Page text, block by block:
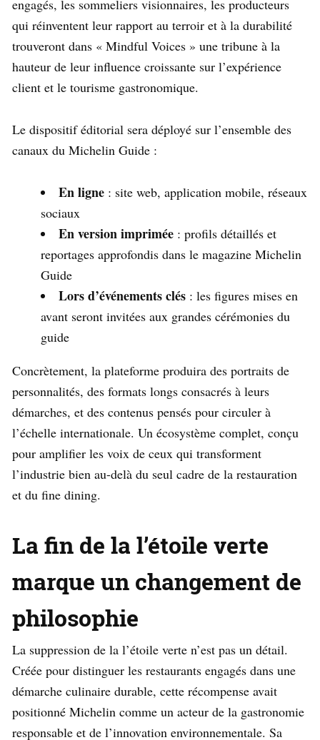
engagés, les sommeliers visionnaires, les producteurs
qui réinventent leur rapport au terroir et à la durabilité
trouveront dans « Mindful Voices » une tribune à la
hauteur de leur influence croissante sur l’expérience
client et le tourisme gastronomique.
Le dispositif éditorial sera déployé sur l’ensemble des
canaux du Michelin Guide :
En ligne : site web, application mobile, réseaux
sociaux
En version imprimée : profils détaillés et
reportages approfondis dans le magazine Michelin
Guide
Lors d’événements clés : les figures mises en
avant seront invitées aux grandes cérémonies du
guide
Concrètement, la plateforme produira des portraits de
personnalités, des formats longs consacrés à leurs
démarches, et des contenus pensés pour circuler à
l’échelle internationale. Un écosystème complet, conçu
pour amplifier les voix de ceux qui transforment
l’industrie bien au-delà du seul cadre de la restauration
et du fine dining.
La fin de la l’étoile verte
marque un changement de
philosophie
La suppression de la l’étoile verte n’est pas un détail.
Créée pour distinguer les restaurants engagés dans une
démarche culinaire durable, cette récompense avait
positionné Michelin comme un acteur de la gastronomie
responsable et de l’innovation environnementale. Sa